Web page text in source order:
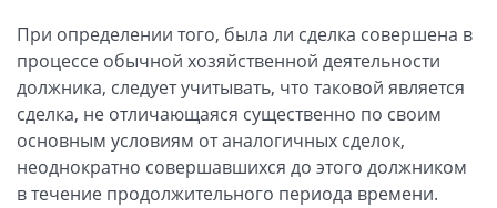
При определении того, была ли сделка совершена в
процессе обычной хозяйственной деятельности
должника, следует учитывать, что таковой является
сделка, не отличающаяся существенно по своим
основным условиям от аналогичных сделок,
неоднократно совершавшихся до этого должником
в течение продолжительного периода времени.